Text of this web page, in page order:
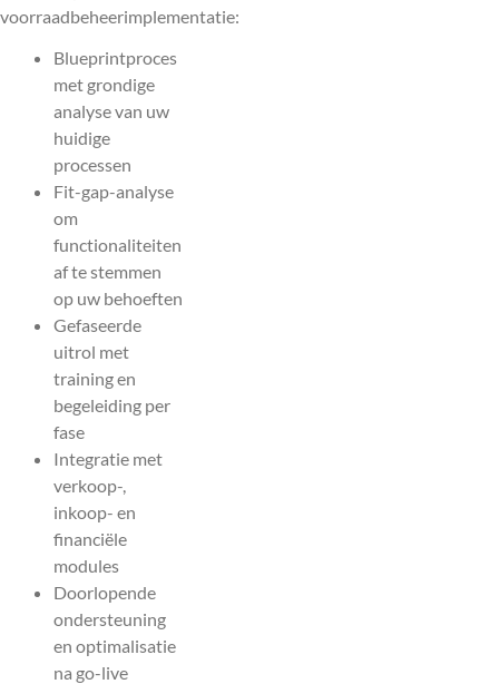
voorraadbeheerimplementatie:
Blueprintproces
met grondige
analyse van uw
huidige
processen
Fit-gap-analyse
om
functionaliteiten
af te stemmen
op uw behoeften
Gefaseerde
uitrol met
training en
begeleiding per
fase
Integratie met
verkoop-,
inkoop- en
financiële
modules
Doorlopende
ondersteuning
en optimalisatie
na go-live